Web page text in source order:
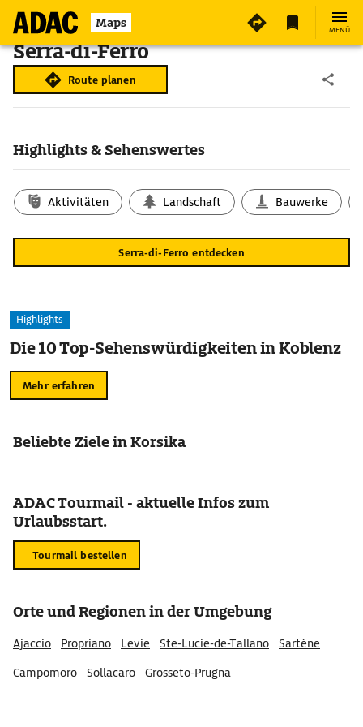
Maps MENÜ
Serra-di-Ferro
Route planen
Highlights & Sehenswertes
Aktivitäten Landschaft Bauwerke
Serra-di-Ferro entdecken
Highlights
Die 10 Top-Sehenswürdigkeiten in Koblenz
Mehr erfahren
Beliebte Ziele in Korsika
ADAC Tourmail - aktuelle Infos zum
Urlaubsstart.
Tourmail bestellen
Orte und Regionen in der Umgebung
Ajaccio Propriano Levie Ste-Lucie-de-Tallano
Sartène
Campomoro
Sollacaro Grosseto-Prugna